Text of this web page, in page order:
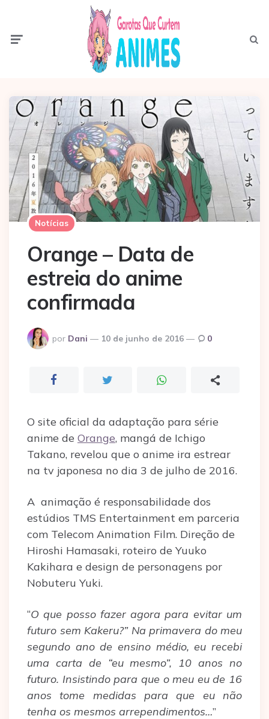
Notícias
Orange – Data de
estreia do anime
confirmada
Postado
por
por Dani 10 de junho de 2016 0
O site oficial da adaptação para série
anime de Orange, mangá de Ichigo
Takano, revelou que o anime ira estrear
na tv japonesa no dia 3 de julho de 2016.
A animação é responsabilidade dos
estúdios TMS Entertainment em parceria
com Telecom Animation Film. Direção de
Hiroshi Hamasaki, roteiro de Yuuko
Kakihara e design de personagens por
Nobuteru Yuki.
“O que posso fazer agora para evitar um
futuro sem Kakeru?” Na primavera do meu
segundo ano de ensino médio, eu recebi
uma carta de “eu mesmo”, 10 anos no
futuro. Insistindo para que o meu eu de 16
anos tome medidas para que eu não
tenha os mesmos arrependimentos…”